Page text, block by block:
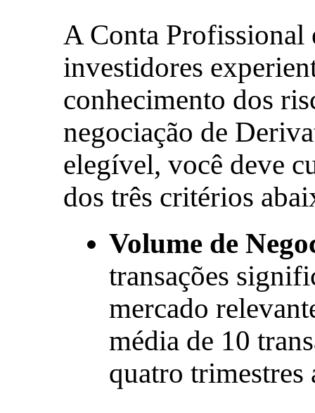
A Conta Profissional
investidores
conhecimento dos
negociação de
elegível, você deve
dos três critérios
Volume de
transações
mercado
média de 10
quatro trimestres